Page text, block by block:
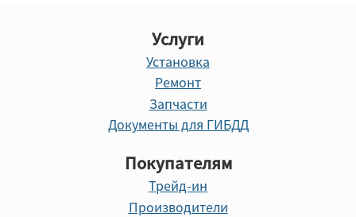
Услуги
Установка
Ремонт
Запчасти
Документы для ГИБДД
Покупателям
Трейд-ин
Производители